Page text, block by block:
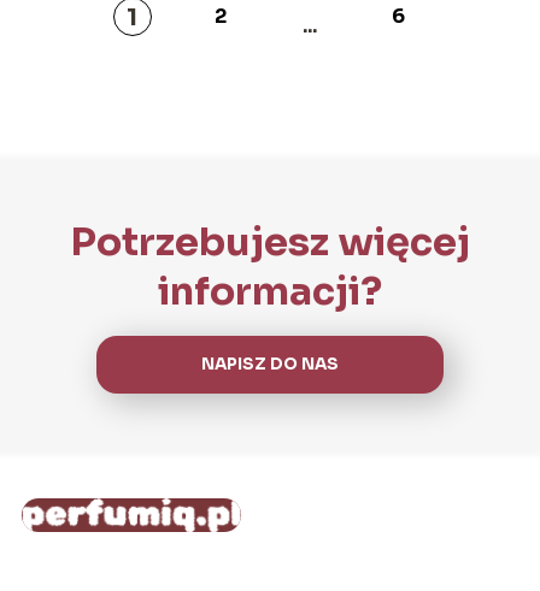
1 2 ... 6
Potrzebujesz więcej
informacji?
NAPISZ DO NAS